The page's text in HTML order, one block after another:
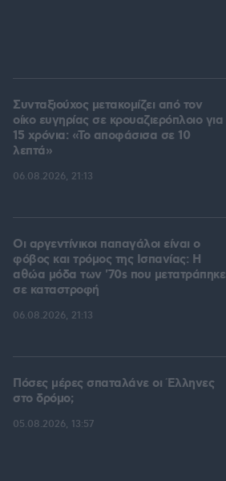
Συνταξιούχος μετακομίζει από τον
οίκο ευγηρίας σε κρουαζιερόπλοιο για
15 χρόνια: «Το αποφάσισα σε 10
λεπτά»
06.08.2026, 21:13
Οι αργεντίνικοι παπαγάλοι είναι ο
φόβος και τρόμος της Ισπανίας: Η
αθώα μόδα των '70s που μετατράπηκε
σε καταστροφή
06.08.2026, 21:13
Πόσες μέρες σπαταλάνε οι Έλληνες
στο δρόμο;
05.08.2026, 13:57